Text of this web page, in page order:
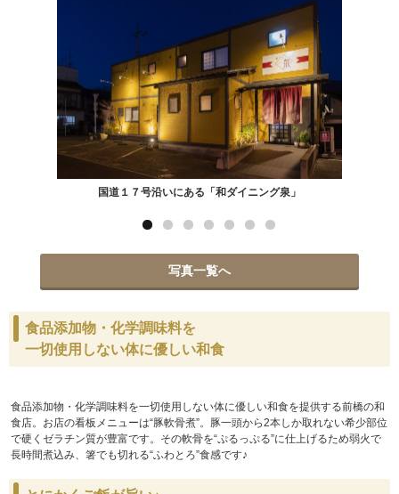
国道１７号沿いにある「和ダイニング泉」
写真一覧へ
食品添加物・化学調味料を
一切使用しない体に優しい和食
食品添加物・化学調味料を一切使用しない体に優しい和食を提供する前橋の和
食店。お店の看板メニューは“豚軟骨煮”。豚一頭から2本しか取れない希少部位
で硬くゼラチン質が豊富です。その軟骨を“ぷるっぷる”に仕上げるため弱火で
長時間煮込み、箸でも切れる“ふわとろ”食感です♪